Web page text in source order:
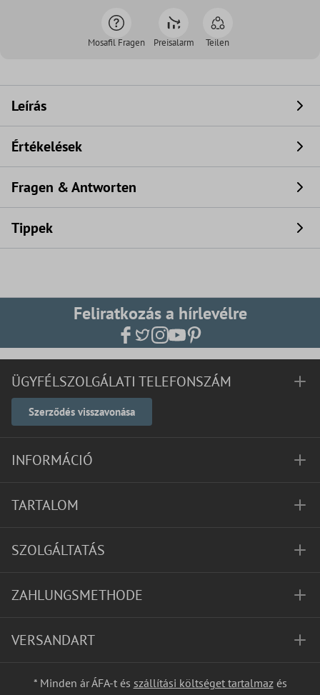
Mosafil Fragen Preisalarm Teilen
Leírás
Értékelések
Fragen & Antworten
Tippek
Feliratkozás a hírlevélre
ÜGYFÉLSZOLGÁLATI TELEFONSZÁM
Szerződés visszavonása
INFORMÁCIÓ
TARTALOM
SZOLGÁLTATÁS
ZAHLUNGSMETHODE
VERSANDART
* Minden ár ÁFA-t és szállítási költséget tartalmazés